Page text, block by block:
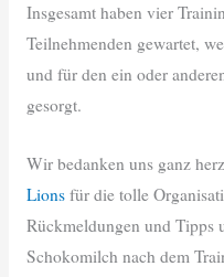
Insgesamt haben vier
Teilnehmenden gewartet,
und für den ein oder
gesorgt.
Wir bedanken uns ganz
Lionsfür die tolle
Rückmeldungen und Tipps
Schokomilch nach dem